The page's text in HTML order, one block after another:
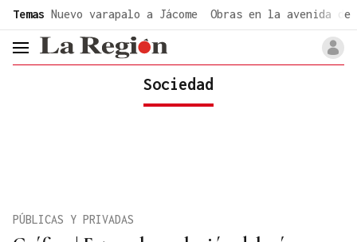
Temas Nuevo varapalo a Jácome Obras en la avenida de
header.menu.open
Sociedad
PÚBLICAS Y PRIVADAS